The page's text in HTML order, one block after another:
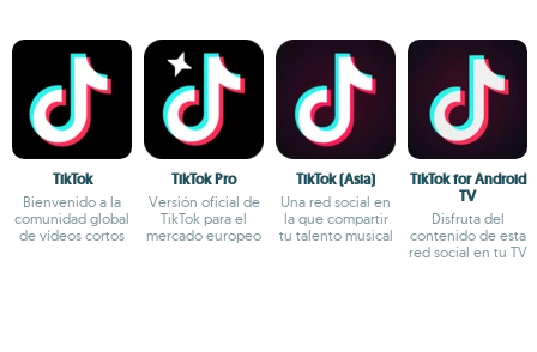
TikTok
Bienvenido a la
comunidad global
de vídeos cortos
TikTok Pro
Versión oficial de
TikTok para el
mercado europeo
TikTok (Asia)
Una red social en
la que compartir
tu talento musical
TikTok for Android
TV
Disfruta del
contenido de esta
red social en tu TV